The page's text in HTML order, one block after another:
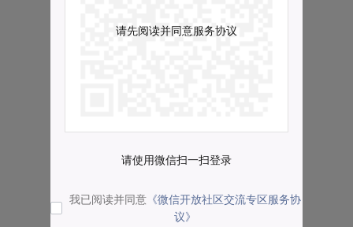
请先阅读并同意服务协议
请使用微信扫一扫登录
我已阅读并同意 《微信开放社区交流专区服务协
议》